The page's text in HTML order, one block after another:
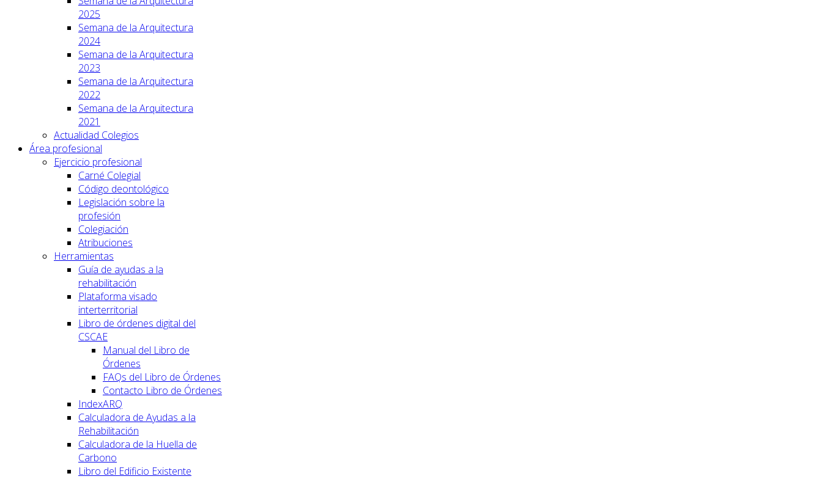
2025
Semana de la Arquitectura
2024
Semana de la Arquitectura
2023
Semana de la Arquitectura
2022
Semana de la Arquitectura
2021
Actualidad Colegios
Área profesional
Ejercicio profesional
Carné Colegial
Código deontológico
Legislación sobre la
profesión
Colegiación
Atribuciones
Herramientas
Guía de ayudas a la
rehabilitación
Plataforma visado
interterritorial
Libro de órdenes digital del
CSCAE
Manual del Libro de
Órdenes
FAQs del Libro de Órdenes
Contacto Libro de Órdenes
IndexARQ
Calculadora de Ayudas a la
Rehabilitación
Calculadora de la Huella de
Carbono
Libro del Edificio Existente